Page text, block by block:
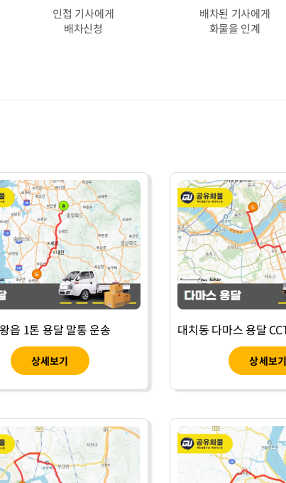
인접 기사에게
배차신청
배차된 기사에게
화물을 인계
읍 1톤 용달 말통 운송
상세보기 상세보기